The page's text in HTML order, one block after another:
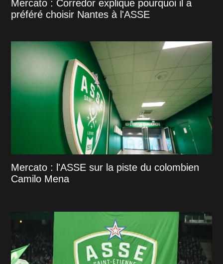
Mercato : Corredor explique pourquoi il a
préféré choisir Nantes à l'ASSE
Mercato : l'ASSE sur la piste du colombien
Camilo Mena